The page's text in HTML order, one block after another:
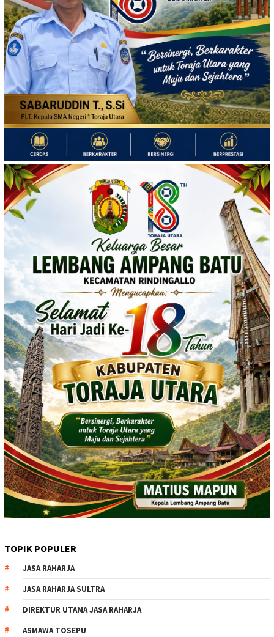
TOPIK POPULER
JASA RAHARJA
JASA RAHARJA SULTRA
DIREKTUR UTAMA JASA RAHARJA
ASMAWA TOSEPU